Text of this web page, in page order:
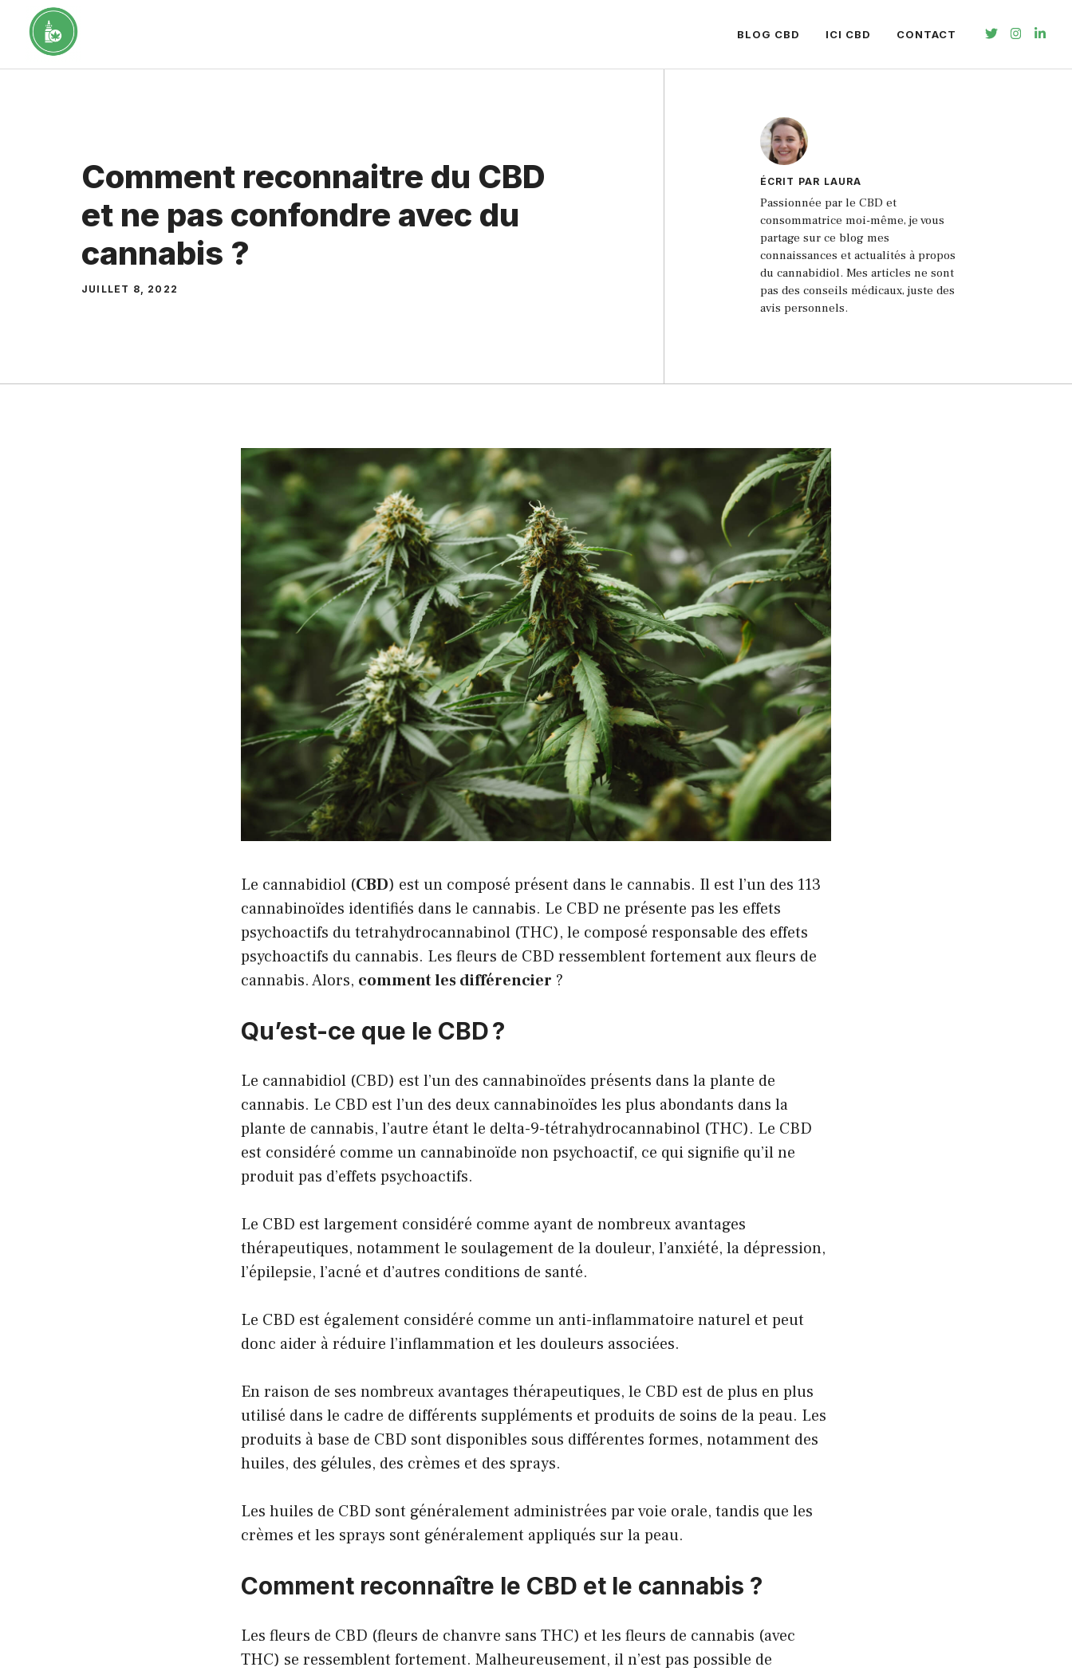
contenu
BLOG CBD ICI CBD CONTACT
Comment reconnaitre du CBD
et ne pas confondre avec du
cannabis ?
JUILLET 8, 2022
ÉCRIT PAR LAURA
Passionnée par le CBD et
consommatrice moi-même, je vous
partage sur ce blog mes
connaissances et actualités à propos
du cannabidiol. Mes articles ne sont
pas des conseils médicaux, juste des
avis personnels.
Le cannabidiol (CBD) est un composé présent dans le cannabis. Il est l’un des 113
cannabinoïdes identifiés dans le cannabis. Le CBD ne présente pas les effets
psychoactifs du tetrahydrocannabinol (THC), le composé responsable des effets
psychoactifs du cannabis. Les fleurs de CBD ressemblent fortement aux fleurs de
cannabis. Alors, comment les différencier ?
Qu’est-ce que le CBD ?
Le cannabidiol (CBD) est l’un des cannabinoïdes présents dans la plante de
cannabis. Le CBD est l’un des deux cannabinoïdes les plus abondants dans la
plante de cannabis, l’autre étant le delta-9-tétrahydrocannabinol (THC). Le CBD
est considéré comme un cannabinoïde non psychoactif, ce qui signifie qu’il ne
produit pas d’effets psychoactifs.
Le CBD est largement considéré comme ayant de nombreux avantages
thérapeutiques, notamment le soulagement de la douleur, l’anxiété, la dépression,
l’épilepsie, l’acné et d’autres conditions de santé.
Le CBD est également considéré comme un anti-inflammatoire naturel et peut
donc aider à réduire l’inflammation et les douleurs associées.
En raison de ses nombreux avantages thérapeutiques, le CBD est de plus en plus
utilisé dans le cadre de différents suppléments et produits de soins de la peau. Les
produits à base de CBD sont disponibles sous différentes formes, notamment des
huiles, des gélules, des crèmes et des sprays.
Les huiles de CBD sont généralement administrées par voie orale, tandis que les
crèmes et les sprays sont généralement appliqués sur la peau.
Comment reconnaître le CBD et le cannabis ?
Les fleurs de CBD (fleurs de chanvre sans THC) et les fleurs de cannabis (avec
THC) se ressemblent fortement. Malheureusement, il n’est pas possible de